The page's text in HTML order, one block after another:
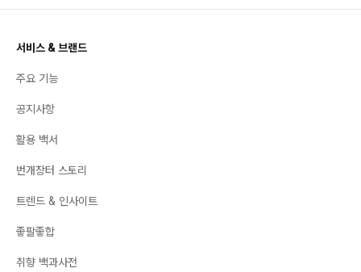
서비스 & 브랜드
주요 기능
공지사항
활용 백서
번개장터 스토리
트렌드 & 인사이트
좋팔좋합
취향 백과사전